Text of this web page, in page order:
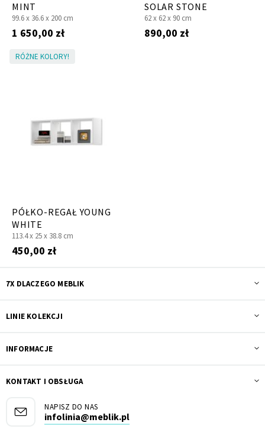
MINT
99.6 x 36.6 x 200 cm
1 650,00 zł
SOLAR STONE
62 x 62 x 90 cm
890,00 zł
RÓŻNE KOLORY!
PÓŁKO-REGAŁ YOUNG
WHITE
113.4 x 25 x 38.8 cm
450,00 zł
7X DLACZEGO MEBLIK
LINIE KOLEKCJI
INFORMACJE
KONTAKT I OBSŁUGA
NAPISZ DO NAS
infolinia@meblik.pl